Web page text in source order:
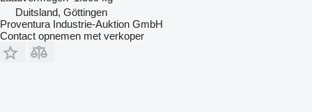
Duitsland, Göttingen
Proventura Industrie-Auktion GmbH
Contact opnemen met verkoper